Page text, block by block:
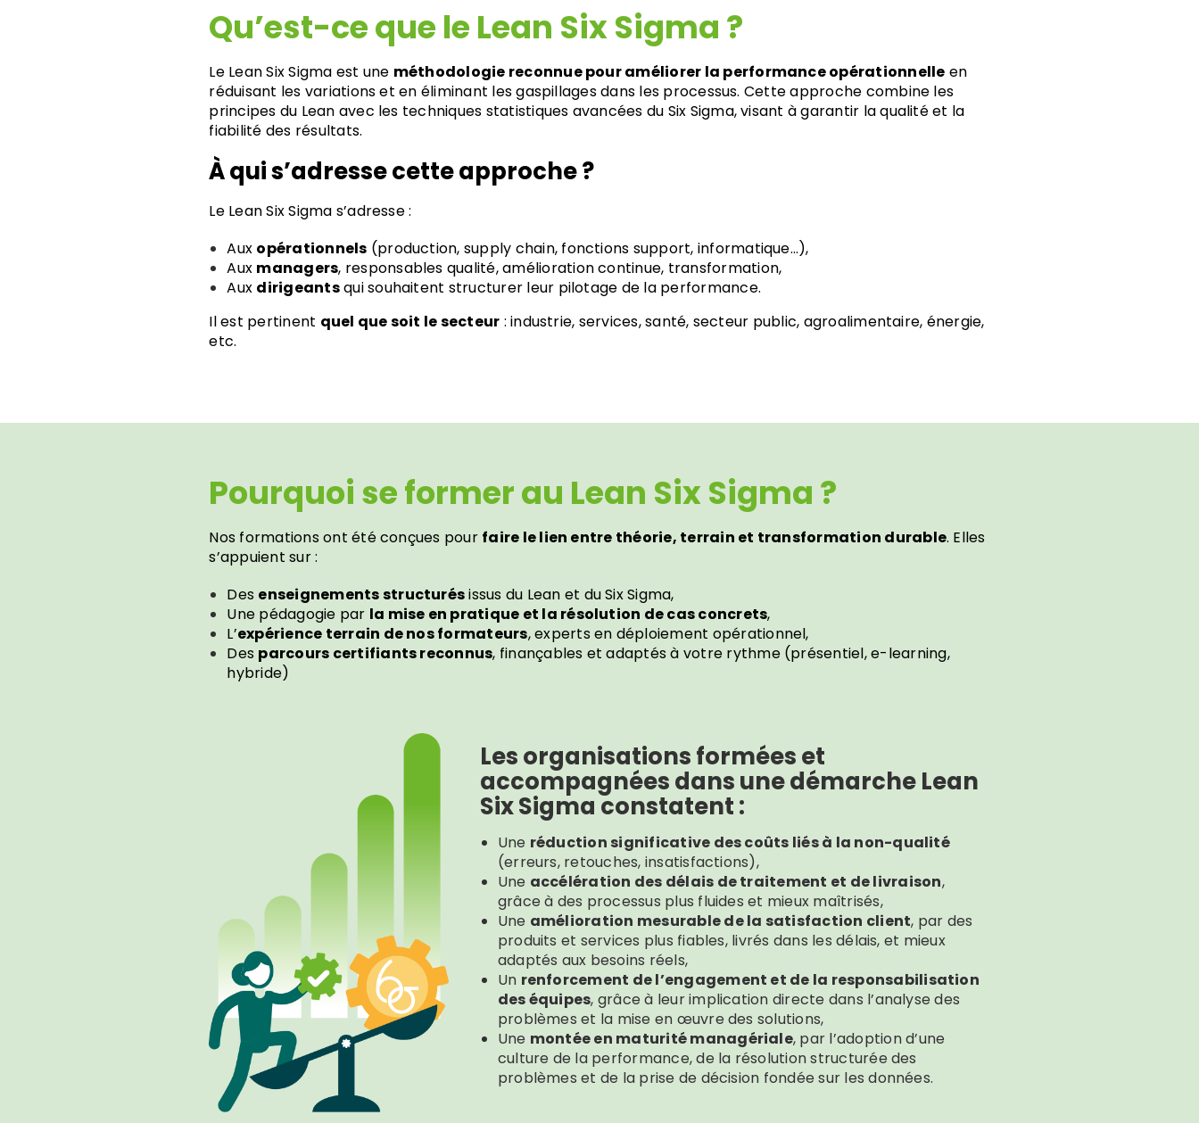
Green Belt Lean
Santé
Green Belt Lean Six
Sigma E-learning
Green Belt Lean IT
Black Belt Lean Six
Sigma E-learning
Master Black Belt
Qu’est-ce que le Lean Six Sigma ?
Le Lean Six Sigma est une méthodologie reconnue pour améliorer la performance opérationnelle en
réduisant les variations et en éliminant les gaspillages dans les processus. Cette approche combine les
principes du Lean avec les techniques statistiques avancées du Six Sigma, visant à garantir la qualité et la
fiabilité des résultats.
À qui s’adresse cette approche ?
Le Lean Six Sigma s’adresse :
Aux opérationnels (production, supply chain, fonctions support, informatique…),
Aux managers, responsables qualité, amélioration continue, transformation,
Aux dirigeantsqui souhaitent structurer leur pilotage de la performance.
Il est pertinent quel que soit le secteur : industrie, services, santé, secteur public, agroalimentaire, énergie,
etc.
Pourquoi se former au Lean Six Sigma ?
Nos formations ont été conçues pour faire le lien entre théorie, terrain et transformation durable. Elles
s’appuient sur :
Des enseignements structurésissus du Lean et du Six Sigma,
Une pédagogie par la mise en pratique et la résolution de cas concrets,
L’expérience terrain de nos formateurs, experts en déploiement opérationnel,
Des parcours certifiants reconnus, finançables et adaptés à votre rythme (présentiel, e-learning,
hybride)
Les organisations formées et
accompagnées dans une démarche Lean
Six Sigma constatent :
Une réduction significative des coûts liés à la non-qualité
(erreurs, retouches, insatisfactions),
Une accélération des délais de traitement et de livraison,
grâce à des processus plus fluides et mieux maîtrisés,
Une amélioration mesurable de la satisfaction client, par des
produits et services plus fiables, livrés dans les délais, et mieux
adaptés aux besoins réels,
Un renforcement de l’engagement et de la responsabilisation
des équipes, grâce à leur implication directe dans l’analyse des
problèmes et la mise en œuvre des solutions,
Une montée en maturité managériale, par l’adoption d’une
culture de la performance, de la résolution structurée des
problèmes et de la prise de décision fondée sur les données.